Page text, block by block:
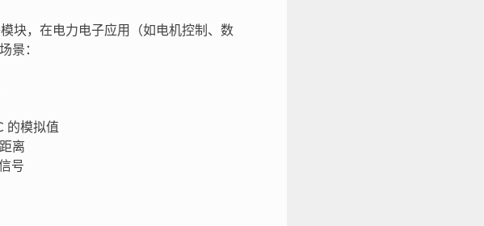
块，在电力电子应用（如电机控制、数
景：
的模拟值
离
号